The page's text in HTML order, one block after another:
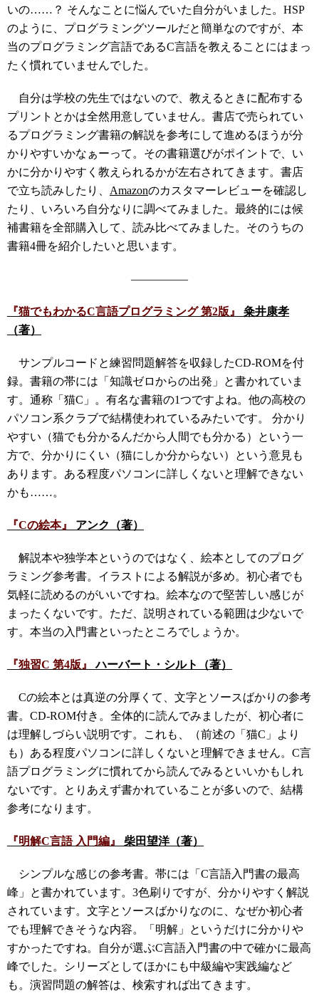
いの……？ そんなことに悩んでいた自分がいました。HSP
のように、プログラミングツールだと簡単なのですが、本
当のプログラミング言語であるC言語を教えることにはまっ
たく慣れていませんでした。
自分は学校の先生ではないので、教えるときに配布する
プリントとかは全然用意していません。書店で売られてい
るプログラミング書籍の解説を参考にして進めるほうが分
かりやすいかなぁーって。その書籍選びがポイントで、い
かに分かりやすく教えられるかが左右されてきます。書店
で立ち読みしたり、 Amazonのカスタマーレビューを確認し
たり、いろいろ自分なりに調べてみました。最終的には候
補書籍を全部購入して、読み比べてみました。そのうちの
書籍4冊を紹介したいと思います。
―――――
『猫でもわかるC言語プログラミング 第2版』
粂井康孝
（著）
サンプルコードと練習問題解答を収録したCD-ROMを付
録。書籍の帯には「知識ゼロからの出発」と書かれていま
す。通称「猫C」。有名な書籍の1つですよね。他の高校の
パソコン系クラブで結構使われているみたいです。 分かり
やすい（猫でも分かるんだから人間でも分かる）という一
方で、分かりにくい（猫にしか分からない）という意見も
あります。ある程度パソコンに詳しくないと理解できない
かも……。
『Cの絵本』 アンク（著）
解説本や独学本というのではなく、絵本としてのプログ
ラミング参考書。イラストによる解説が多め。初心者でも
気軽に読めるのがいいですね。絵本なので堅苦しい感じが
まったくないです。ただ、説明されている範囲は少ないで
す。本当の入門書といったところでしょうか。
『独習C 第4版』ハーバート・シルト（著）
Cの絵本とは真逆の分厚くて、文字とソースばかりの参考
書。CD-ROM付き。全体的に読んでみましたが、初心者に
は理解しづらい説明です。これも、（前述の「猫C」より
も）ある程度パソコンに詳しくないと理解できません。C言
語プログラミングに慣れてから読んでみるといいかもしれ
ないです。とりあえず書かれていることが多いので、結構
参考になります。
『明解C言語 入門編』 柴田望洋（著）
シンプルな感じの参考書。帯には「C言語入門書の最高
峰」と書かれています。3色刷りですが、分かりやすく解説
されています。文字とソースばかりなのに、なぜか初心者
でも理解できそうな内容。「明解」というだけに分かりや
すかったですね。自分が選ぶC言語入門書の中で確かに最高
峰でした。シリーズとしてほかにも中級編や実践編など
も。演習問題の解答は、検索すれば出てきます。